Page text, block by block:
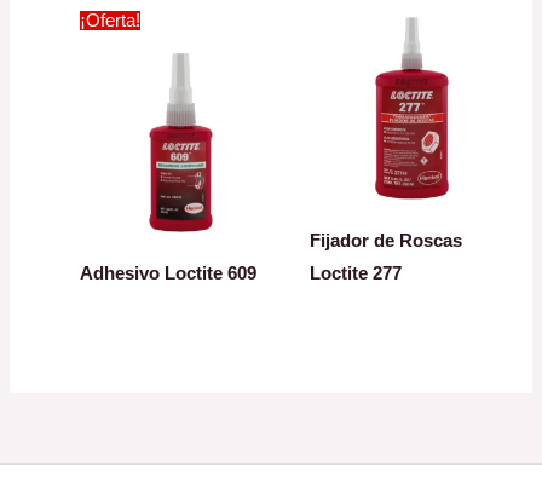
¡Oferta!
Adhesivo Loctite 609
Fijador de Roscas
Loctite 277